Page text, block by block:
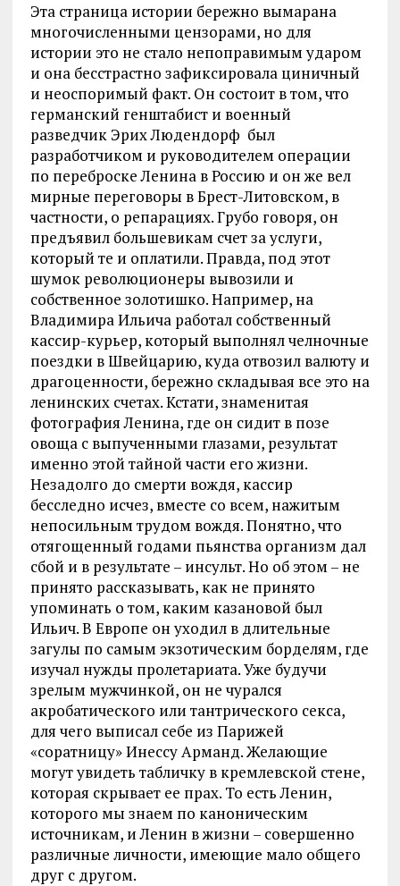
Эта страница истории бережно вымарана
многочисленными цензорами, но для
истории это не стало непоправимым ударом
и она бесстрастно зафиксировала циничный
и неоспоримый факт. Он состоит в том, что
германский генштабист и военный
разведчик Эрих Людендорф был
разработчиком и руководителем операции
по переброске Ленина в Россию и он же вел
мирные переговоры в Брест-Литовском, в
частности, о репарациях. Грубо говоря, он
предъявил большевикам счет за услуги,
который те и оплатили. Правда, под этот
шумок революционеры вывозили и
собственное золотишко. Например, на
Владимира Ильича работал собственный
кассир-курьер, который выполнял челночные
поездки в Швейцарию, куда отвозил валюту и
драгоценности, бережно складывая все это на
ленинских счетах. Кстати, знаменитая
фотография Ленина, где он сидит в позе
овоща с выпученными глазами, результат
именно этой тайной части его жизни.
Незадолго до смерти вождя, кассир
бесследно исчез, вместе со всем, нажитым
непосильным трудом вождя. Понятно, что
отягощенный годами пьянства организм дал
сбой и в результате – инсульт. Но об этом – не
принято рассказывать, как не принято
упоминать о том, каким казановой был
Ильич. В Европе он уходил в длительные
загулы по самым экзотическим борделям, где
изучал нужды пролетариата. Уже будучи
зрелым мужчинкой, он не чурался
акробатического или тантрического секса,
для чего выписал себе из Парижей
«соратницу» Инессу Арманд. Желающие
могут увидеть табличку в кремлевской стене,
которая скрывает ее прах. То есть Ленин,
которого мы знаем по каноническим
источникам, и Ленин в жизни – совершенно
различные личности, имеющие мало общего
друг с другом.